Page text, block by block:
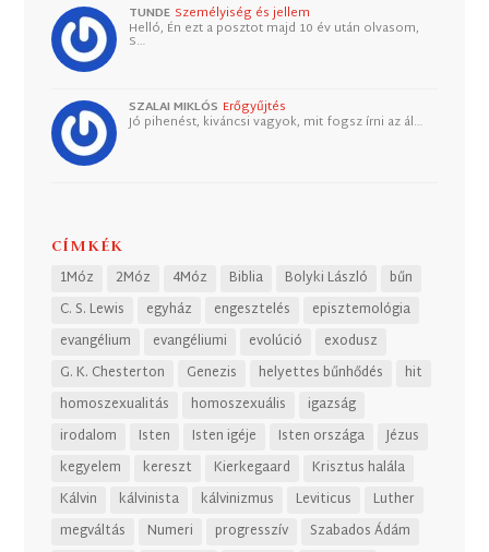
TUNDE Személyiség és jellem
Helló, Én ezt a posztot majd 10 év után olvasom,
S…
SZALAI MIKLÓS Erőgyűjtés
Jó pihenést, kiváncsi vagyok, mit fogsz írni az ál…
CÍMKÉK
1Móz 2Móz 4Móz Biblia Bolyki László
bűn
C. S. Lewis
egyház engesztelés
episztemológia
evangélium
evangéliumi evolúció
exodusz
G. K. Chesterton
Genezis helyettes bűnhődés
hit
homoszexualitás
homoszexuális
igazság
irodalom
Isten Isten igéje Isten országa
Jézus
kegyelem
kereszt Kierkegaard
Krisztus halála
Kálvin
kálvinista kálvinizmus Leviticus
Luther
megváltás
Numeri progresszív
Szabados Ádám